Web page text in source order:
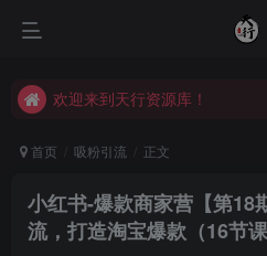
欢迎来到天行资源库！
首页 吸粉引流 正文
小红书-爆款商家营【第18
流，打造淘宝爆款（16节课